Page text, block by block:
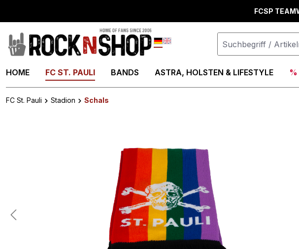
FCSP
Deutsch
HOME FC ST. PAULI BANDS ASTRA, HOLSTEN & LIFESTYLE %
FC St. Pauli Stadion
Schals